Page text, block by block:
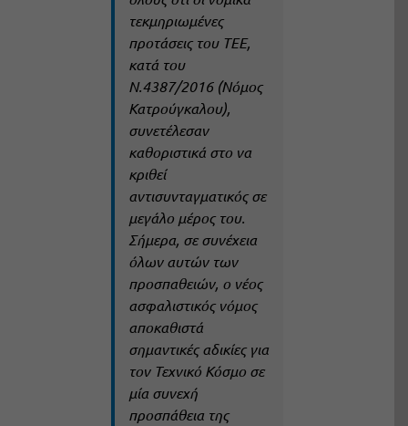
τεκμηριωμένες
προτάσεις του ΤΕΕ,
κατά του
Ν.4387/2016 (Νόμος
Κατρούγκαλου),
συνετέλεσαν
καθοριστικά στο να
κριθεί
αντισυνταγματικός σε
μεγάλο μέρος του.
Σήμερα, σε συνέχεια
όλων αυτών των
προσπαθειών, ο νέος
ασφαλιστικός νόμος
αποκαθιστά
σημαντικές αδικίες για
τον Τεχνικό Κόσμο σε
μία συνεχή
προσπάθεια της